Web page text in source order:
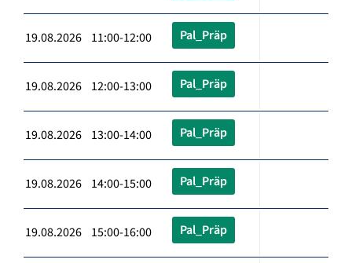
19.08.2026 11:00-12:00 Pal_Präp
19.08.2026 12:00-13:00 Pal_Präp
19.08.2026 13:00-14:00 Pal_Präp
19.08.2026 14:00-15:00 Pal_Präp
19.08.2026 15:00-16:00 Pal_Präp